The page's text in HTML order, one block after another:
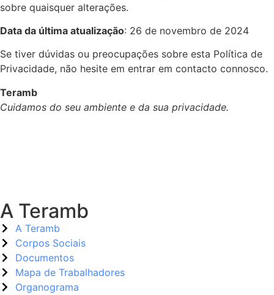
sobre quaisquer alterações.
Data da última atualização: 26 de novembro de 2024
Se tiver dúvidas ou preocupações sobre esta Política de
Privacidade, não hesite em entrar em contacto connosco.
Teramb
Cuidamos do seu ambiente e da sua privacidade.
A Teramb
A Teramb
Corpos Sociais
Documentos
Mapa de Trabalhadores
Organograma